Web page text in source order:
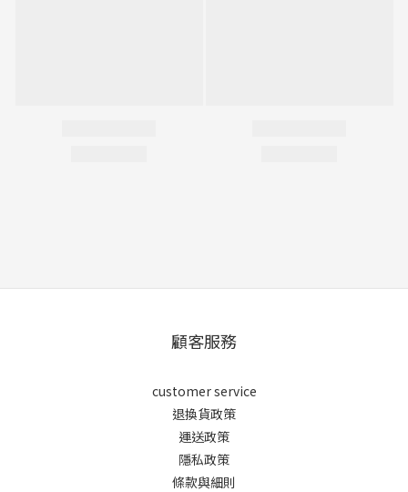
顧客服務
customer service
退換貨政策
運送政策
隱私政策
條款與細則